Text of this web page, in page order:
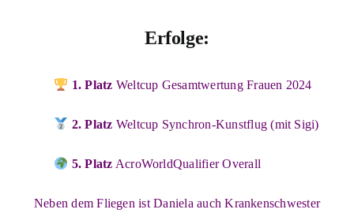
Erfolge:
1. Platz Weltcup Gesamtwertung Frauen 2024
2. Platz Weltcup Synchron-Kunstflug (mit Sigi)
5. Platz AcroWorldQualifier Overall
Neben dem Fliegen ist Daniela auch Krankenschwester